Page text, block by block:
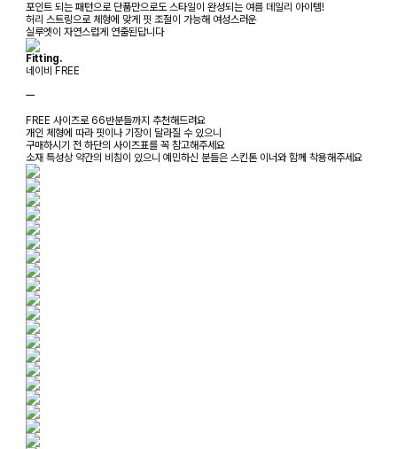
포인트 되는 패턴으로 단품만으로도 스타일이 완성되는 여름 데일리 아이템!
허리 스트링으로 체형에 맞게 핏 조절이 가능해 여성스러운
실루엣이 자연스럽게 연출된답니다
Fitting.
네이비 FREE
ㅡ
FREE 사이즈로 66반분들까지 추천해드려요
개인 체형에 따라 핏이나 기장이 달라질 수 있으니
구매하시기 전 하단의 사이즈표를 꼭 참고해주세요
소재 특성상 약간의 비침이 있으니 예민하신 분들은 스킨톤 이너와 함께 착용해주세요